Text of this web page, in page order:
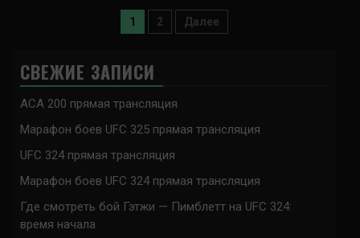
Пагинация
1 2 Далее
СВЕЖИЕ ЗАПИСИ
ACA 200 прямая трансляция
Марафон боев UFC 325 прямая трансляция
UFC 324 прямая трансляция
Марафон боев UFC 324 прямая трансляция
Где смотреть бой Гэтжи — Пимблетт на UFC 324:
время начала